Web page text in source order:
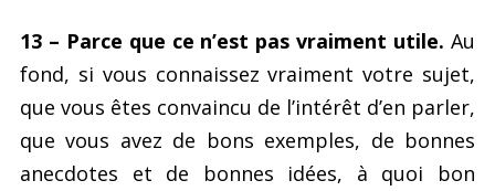
13 – Parce que ce n’est pas vraiment utile. Au
fond, si vous connaissez vraiment votre sujet,
que vous êtes convaincu de l’intérêt d’en parler,
que vous avez de bons exemples, de bonnes
anecdotes et de bonnes idées, à quoi bon